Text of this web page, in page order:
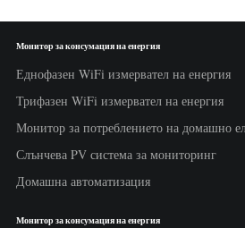
Монитор за консумация на енергия
Еднофазен WiFi измервател на енергия
Трифазен WiFi измервател на енергия
Монитор за потреблението на домашно
Слънчева PV система за мониторинг
Домашна автоматизация
Монитор за консумация на енергия